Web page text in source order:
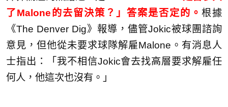
了Malone的去留決策？」答案是否定的。 根據
《The Denver Dig》報導，儘管Jokic被球團諮詢
意見，但他從未要求球隊解雇Malone。有消息人
士指出：「我不相信Jokic會去找高層要求解雇任
何人，他這次也沒有。」